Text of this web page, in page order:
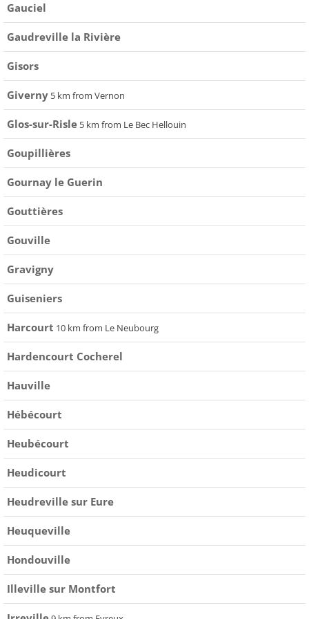
Gauciel
Gaudreville la Rivière
Gisors
Giverny 5 km from Vernon
Glos-sur-Risle 5 km from Le Bec Hellouin
Goupillières
Gournay le Guerin
Gouttières
Gouville
Gravigny
Guiseniers
Harcourt 10 km from Le Neubourg
Hardencourt Cocherel
Hauville
Hébécourt
Heubécourt
Heudicourt
Heudreville sur Eure
Heuqueville
Hondouville
Illeville sur Montfort